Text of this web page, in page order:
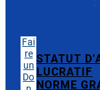
Fai
re
un
Do
STATUT
LUCRATIF
NORME